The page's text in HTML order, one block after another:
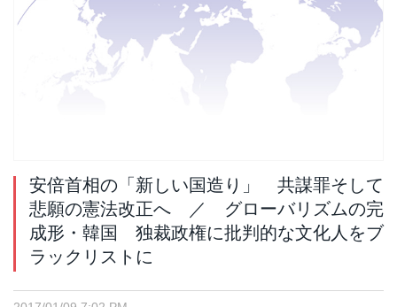
安倍首相の「新しい国造り」 共謀罪そして
悲願の憲法改正へ ／ グローバリズムの完
成形・韓国 独裁政権に批判的な文化人をブ
ラックリストに